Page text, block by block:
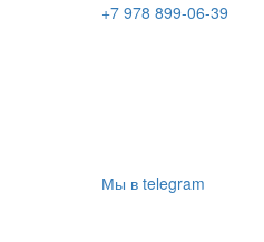
+7 978 899-06-39
Мы в telegram